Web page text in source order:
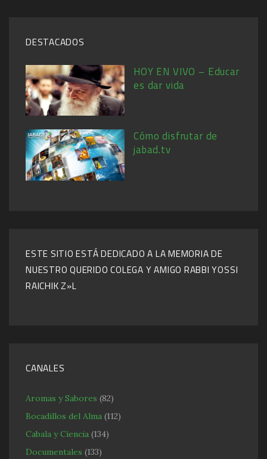
DESTACADOS
HOY EN VIVO – Educar
es dar vida
Cómo disfrutar de
jabad.tv
ESTE SITIO ESTÁ DEDICADO A LA MEMORIA DE
NUESTRO QUERIDO COLEGA Y AMIGO RABBI YOSSI
RAICHIK Z»L
CANALES
Aromas y Sabores (82)
Bocadillos del Alma (112)
Cabala y Ciencia (134)
Documentales (133)